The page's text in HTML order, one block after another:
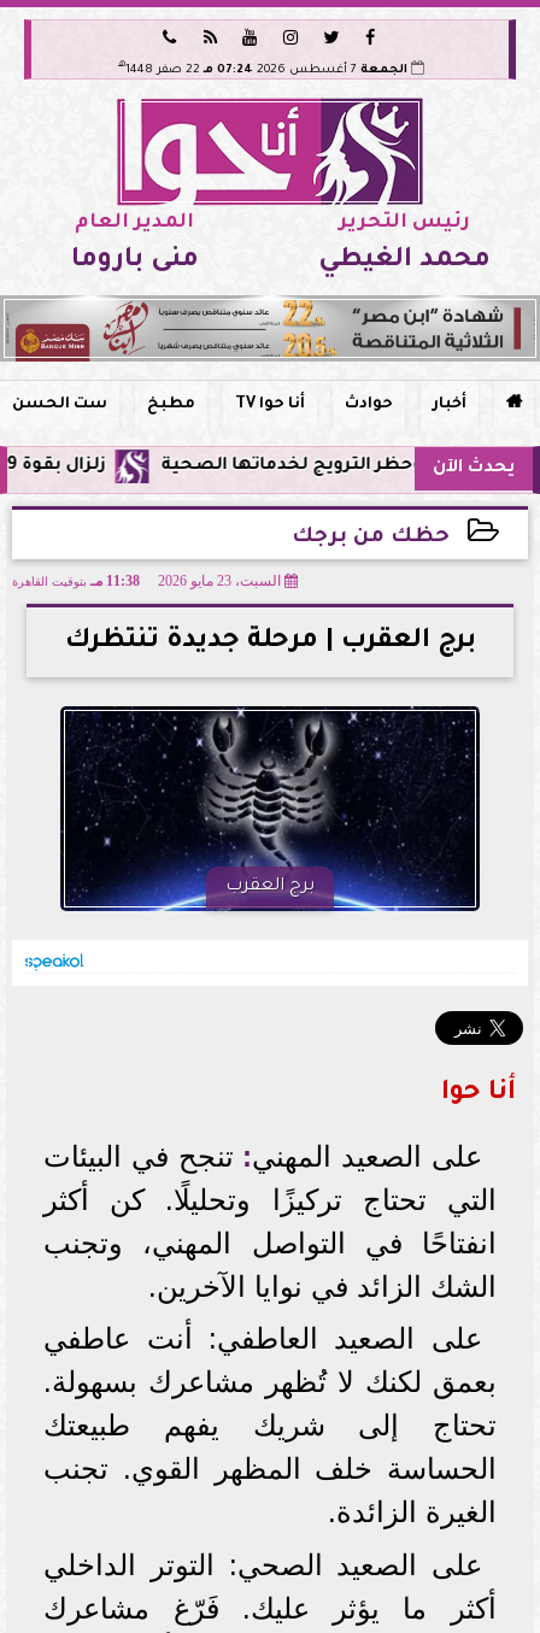






الجمعة 07:24 مـ 22 صفر 1448 هـ
رئيس التحرير
محمد الغيطي
المدير العام
منى باروما
 أخبار حوادث أنا حوا TV مطبخ ست الحسن
يحدث الآن زلزال بقوة 5.9 ريختر يشعر به سكان القاهرة وعدة محافظات.. مركزه شرق البحر المتوسط مصر وحظر الترويج لخدماتها الصحية
حظك من برجك
السبت، 23 مايو 2026 11:38 مـ بتوقيت القاهرة
برج العقرب | مرحلة جديدة تنتظرك
برج العقرب
أنا حوا
على الصعيد المهني: تنجح في البيئات
التي تحتاج تركيزًا وتحليلًا. كن أكثر
انفتاحًا في التواصل المهني، وتجنب
الشك الزائد في نوايا الآخرين.
على الصعيد العاطفي: أنت عاطفي
بعمق لكنك لا تُظهر مشاعرك بسهولة.
تحتاج إلى شريك يفهم طبيعتك
الحساسة خلف المظهر القوي. تجنب
الغيرة الزائدة.
على الصعيد الصحي: التوتر الداخلي
أكثر ما يؤثر عليك. فَرّغ مشاعرك